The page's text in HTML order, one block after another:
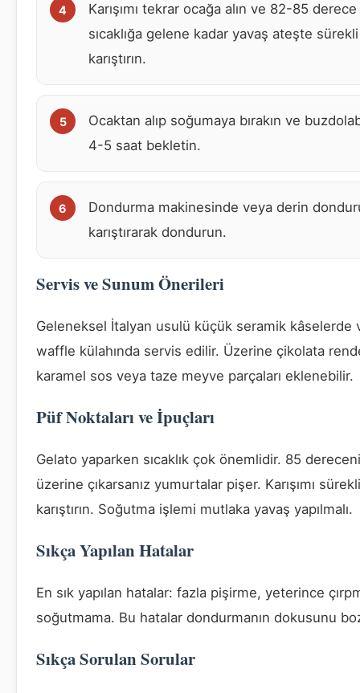
Karışımı tekrar ocağa alın ve 82-85 derece
sıcaklığa gelene kadar yavaş ateşte sürekli
karıştırın.
Ocaktan alıp soğumaya bırakın ve
4-5 saat bekletin.
Dondurma makinesinde veya derin
karıştırarak dondurun.
Servis ve Sunum Önerileri
Geleneksel İtalyan usulü küçük seramik kâselerde
waffle külahında servis edilir. Üzerine çikolata
karamel sos veya taze meyve parçaları eklenebilir.
Püf Noktaları ve İpuçları
Gelato yaparken sıcaklık çok önemlidir. 85
üzerine çıkarsanız yumurtalar pişer. Karışımı sürekli
karıştırın. Soğutma işlemi mutlaka yavaş yapılmalı.
Sıkça Yapılan Hatalar
En sık yapılan hatalar: fazla pişirme, yeterince
soğutmama. Bu hatalar dondurmanın dokusunu
Sıkça Sorulan Sorular